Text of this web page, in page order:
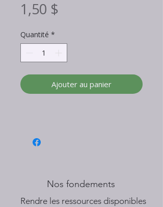
1,50 $
Quantité *
Ajouter au panier
Nos fondements
​Rendre les ressources disponibles